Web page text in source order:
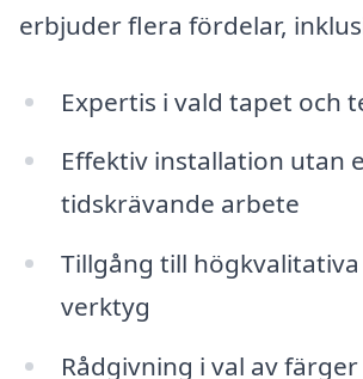
erbjuder flera fördelar,
Expertis i vald tapet och
Effektiv installation utan
tidskrävande arbete
Tillgång till
verktyg
Rådgivning i val av